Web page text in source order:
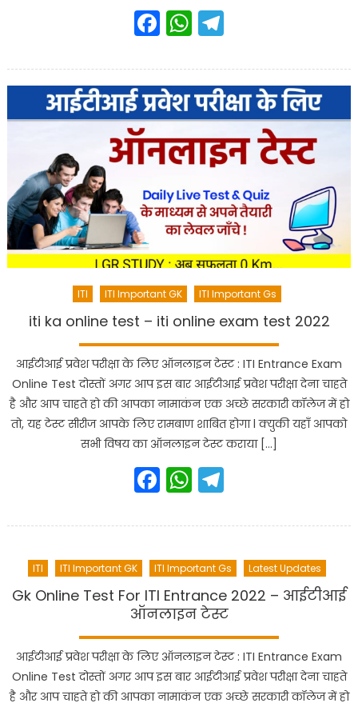
Facebook
WhatsApp
ITI ITI Important GK ITI Important Gs
iti ka online test – iti online exam test 2022
आईटीआई प्रवेश परीक्षा के लिए ऑनलाइन टेस्ट : ITI Entrance Exam
Online Test दोस्तों अगर आप इस बार आईटीआई प्रवेश परीक्षा देना चाहते
है और आप चाहते हो की आपका नामाकंन एक अच्छे सरकारी कॉलेज में हो
तो, यह टेस्ट सीरीज आपके लिए रामबाण शाबित होगा l क्युकी यहाँ आपको
सभी विषय का ऑनलाइन टेस्ट कराया […]
Facebook
WhatsApp
ITI ITI Important GK ITI Important Gs Latest Updates
Gk Online Test For ITI Entrance 2022 – आईटीआई
ऑनलाइन टेस्ट
आईटीआई प्रवेश परीक्षा के लिए ऑनलाइन टेस्ट : ITI Entrance Exam
Online Test दोस्तों अगर आप इस बार आईटीआई प्रवेश परीक्षा देना चाहते
है और आप चाहते हो की आपका नामाकंन एक अच्छे सरकारी कॉलेज में हो